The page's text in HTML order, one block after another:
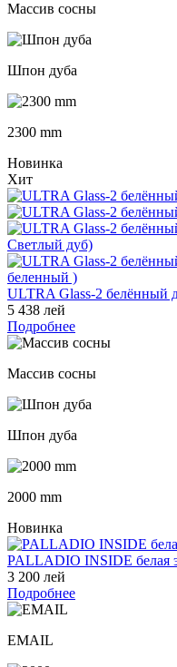
Массив сосны
Шпон дуба
2300 mm
Новинка
Хит
ULTRA Glass-2 белённый
5 438 лей
Подробнее
Массив сосны
Шпон дуба
2000 mm
Новинка
PALLADIO INSIDE белая
3 200 лей
Подробнее
EMAIL